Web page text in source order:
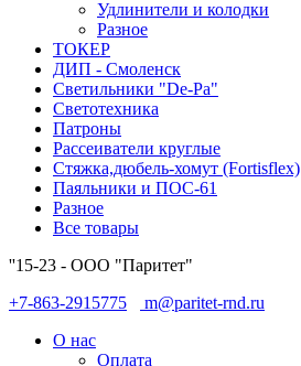
Удлинители и колодки
Разное
ТОКЕР
ДИП - Смоленск
Светильники "De-Pa"
Светотехника
Патроны
Рассеиватели круглые
Стяжка,дюбель-хомут (Fortisflex)
Паяльники и ПОС-61
Разное
Все товары
''15-23 - ООО "Паритет"
+7-863-2915775
m@paritet-rnd.ru
О нас
Оплата